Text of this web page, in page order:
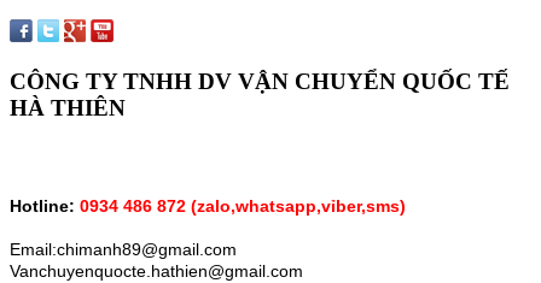
CÔNG TY TNHH DV VẬN CHUYỂN QUỐC TẾ
HÀ THIÊN
Hotline: 0934 486 872 (zalo,whatsapp,vỉber,sms)
Email:chimanh89@gmail.com
Vanchuyenquocte.hathien@gmail.com